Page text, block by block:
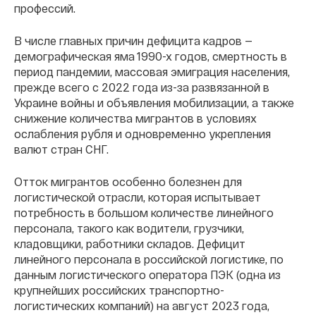
профессий.
В числе главных причин дефицита кадров —
демографическая яма 1990-х годов, смертность в
период пандемии, массовая эмиграция населения,
прежде всего с 2022 года из-за развязанной в
Украине войны и объявления мобилизации, а также
снижение количества мигрантов в условиях
ослабления рубля и одновременно укрепления
валют стран СНГ.
Отток мигрантов особенно болезнен для
логистической отрасли, которая испытывает
потребность в большом количестве линейного
персонала, такого как водители, грузчики,
кладовщики, работники складов. Дефицит
линейного персонала в российской логистике, по
данным логистического оператора ПЭК (одна из
крупнейших российских транспортно-
логистических компаний) на август 2023 года,